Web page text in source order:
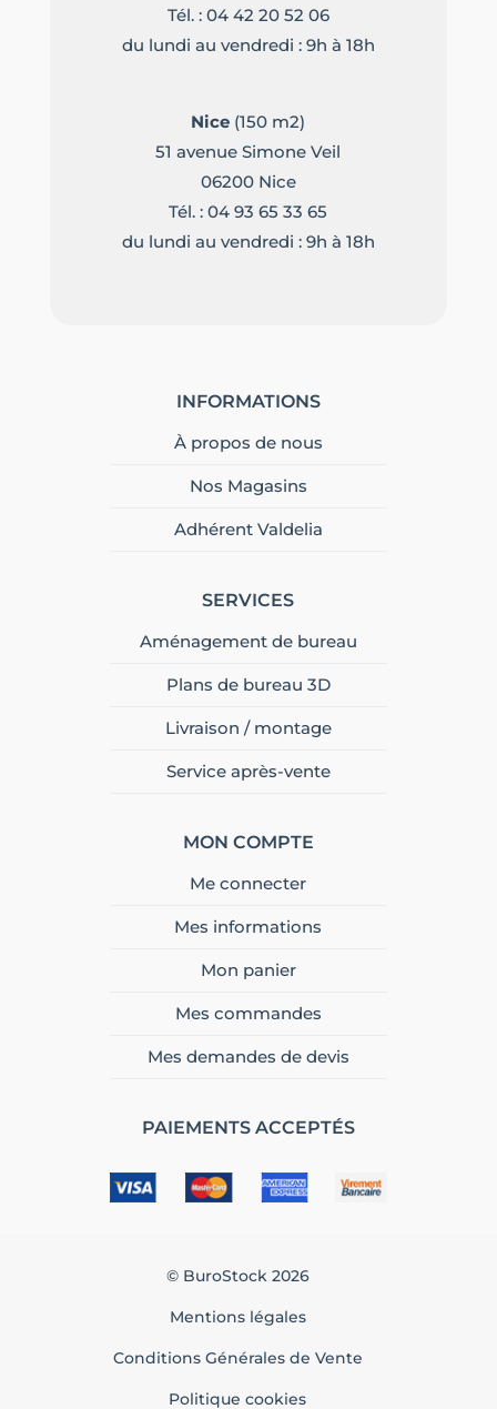
Tél. : 04 42 20 52 06
du lundi au vendredi : 9h à 18h
Nice (150 m2)
51 avenue Simone Veil
06200 Nice
Tél. :04 93 65 33 65
du lundi au vendredi : 9h à 18h
INFORMATIONS
À propos de nous
Nos Magasins
Adhérent Valdelia
SERVICES
Aménagement de bureau
Plans de bureau 3D
Livraison / montage
Service après-vente
MON COMPTE
Me connecter
Mes informations
Mon panier
Mes commandes
Mes demandes de devis
PAIEMENTS ACCEPTÉS
© BuroStock 2026
Mentions légales
Conditions Générales de Vente
Politique cookies